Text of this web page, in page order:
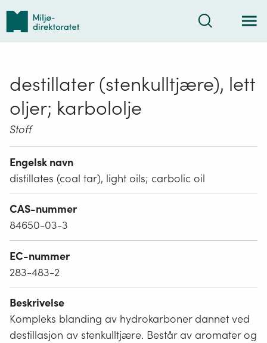
Tilbake
forsiden
Søk
destillater (stenkulltjære), lett
oljer; karbololje
Stoff
Engelsk navn
distillates (coal tar), light oils; carbolic oil
CAS-nummer
84650-03-3
EC-nummer
283-483-2
Beskrivelse
Kompleks blanding av hydrokarboner dannet ved
destillasjon av stenkulltjære. Består av aromater og